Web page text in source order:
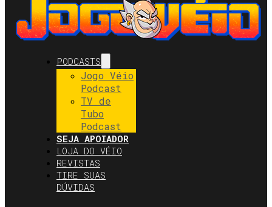
PODCASTS
Jogo Véio
Podcast
TV de
Tubo
Podcast
SEJA APOIADOR
LOJA DO VÉIO
REVISTAS
TIRE SUAS
DÚVIDAS